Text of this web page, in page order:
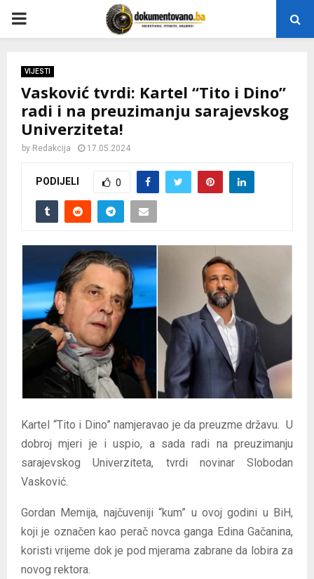
P
M
M
N
U
VIJESTI
Vasković tvrdi: Kartel “Tito i Dino”
radi i na preuzimanju sarajevskog
Univerziteta!
by Redakcija 17.05.2024
PODIJELI 0
Kartel “Tito i Dino” namjeravao je da preuzme državu. U
dobroj mjeri je i uspio, a sada radi na preuzimanju
sarajevskog Univerziteta, tvrdi novinar Slobodan
Vasković.
Gordan Memija, najčuveniji “kum” u ovoj godini u BiH,
koji je označen kao perač novca ganga Edina Gačanina,
koristi vrijeme dok je pod mjerama zabrane da lobira za
novog rektora.